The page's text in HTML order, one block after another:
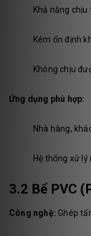
Khả năng
Kém ổn định
Không chịu
Ứng dụng phù hợp:
Nhà hàng,
Hệ thống xử
3.2 Bể PVC
Công nghệ: Ghép